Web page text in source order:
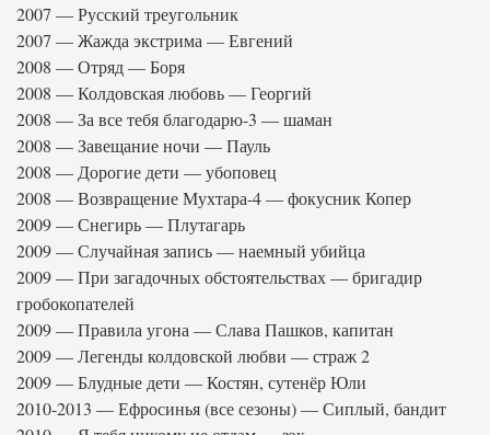
2007 — Русский треугольник
2007 — Жажда экстрима — Евгений
2008 — Отряд — Боря
2008 — Колдовская любовь — Георгий
2008 — За все тебя благодарю-3 — шаман
2008 — Завещание ночи — Пауль
2008 — Дорогие дети — убоповец
2008 — Возвращение Мухтара-4 — фокусник Копер
2009 — Снегирь — Плутагарь
2009 — Случайная запись — наемный убийца
2009 — При загадочных обстоятельствах — бригадир
гробокопателей
2009 — Правила угона — Слава Пашков, капитан
2009 — Легенды колдовской любви — страж 2
2009 — Блудные дети — Костян, сутенёр Юли
2010-2013 — Ефросинья (все сезоны) — Сиплый, бандит